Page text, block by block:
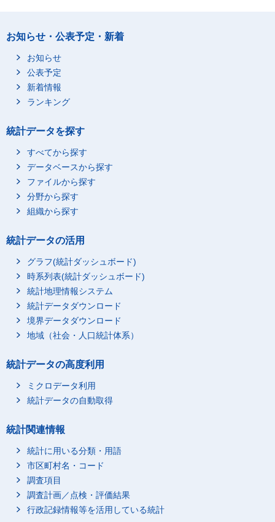
お知らせ・公表予定・新着
お知らせ
公表予定
新着情報
ランキング
統計データを探す
すべてから探す
データベースから探す
ファイルから探す
分野から探す
組織から探す
統計データの活用
グラフ(統計ダッシュボード)
時系列表(統計ダッシュボード)
統計地理情報システム
統計データダウンロード
境界データダウンロード
地域（社会・人口統計体系）
統計データの高度利用
ミクロデータ利用
統計データの自動取得
統計関連情報
統計に用いる分類・用語
市区町村名・コード
調査項目
調査計画／点検・評価結果
行政記録情報等を活用している統計